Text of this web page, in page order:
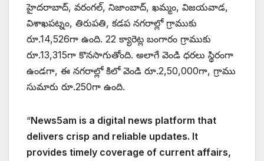
హైదరాబాద్, వరంగల్, నిజాంబాద్, ఖమ్మం, విజయవాడ,
విశాఖపట్నం, తిరుపతి, కడప నగరాల్లో గ్రాముకు
రూ.14,526గా ఉంది. 22 క్యారెట్ల బంగారం గ్రాముకు
రూ.13,315గా కొనసాగుతోంది. అలాగే వెండి ధరలు స్థిరంగా
ఉండగా, ఈ నగరాల్లో కిలో వెండి రూ.2,50,000గా, గ్రాము
సుమారు రూ.250గా ఉంది.
“News5am is a digital news platform that
delivers crisp and reliable updates. It
provides timely coverage of current affairs,